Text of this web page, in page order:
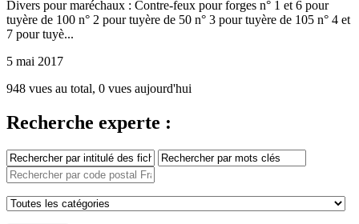
Divers pour maréchaux : Contre-feux pour forges n° 1 et 6 pour
tuyère de 100 n° 2 pour tuyère de 50 n° 3 pour tuyère de 105 n° 4 et
7 pour tuyè...
5 mai 2017
948 vues au total, 0 vues aujourd'hui
Recherche experte :